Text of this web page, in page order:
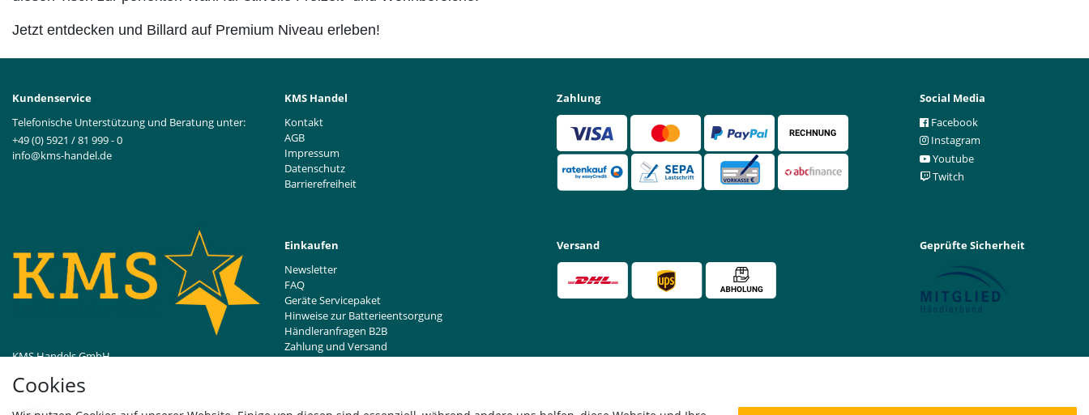
Cookies
Jetzt entdecken und Billard auf Premium Niveau erleben!
Kundenservice
Telefonische Unterstützung und Beratung unter:
+49 (0) 5921 / 81 999 - 0
info@kms-handel.de
KMS Handel
Kontakt
AGB
Impressum
Datenschutz
Barrierefreiheit
Zahlung
Social Media
Facebook
Instagram
Youtube
Twitch
KMS Handels GmbH
48529 Nordhorn, DE
Einkaufen
Newsletter
FAQ
Geräte Servicepaket
Hinweise zur Batterieentsorgung
Händleranfragen B2B
Zahlung und Versand
Widerrufsrecht
Versand Geprüfte Sicherheit